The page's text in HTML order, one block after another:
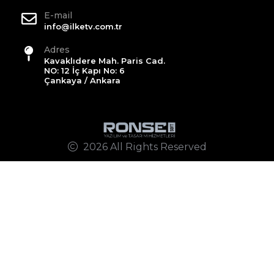
E-mail
info@ilketv.com.tr
Adres
Kavaklıdere Mah. Paris Cad.
NO: 12 İç Kapı No: 6
Çankaya / Ankara
2026 All Rights Reserved